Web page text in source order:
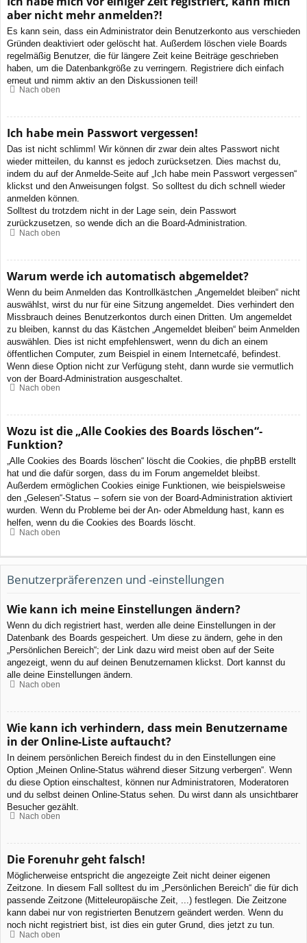
aber nicht mehr anmelden?!
Es kann sein, dass ein Administrator dein Benutzerkonto aus verschieden
Gründen deaktiviert oder gelöscht hat. Außerdem löschen viele Boards
regelmäßig Benutzer, die für längere Zeit keine Beiträge geschrieben
haben, um die Datenbankgröße zu verringern. Registriere dich einfach
erneut und nimm aktiv an den Diskussionen teil!
Nach oben
Ich habe mein Passwort vergessen!
Das ist nicht schlimm! Wir können dir zwar dein altes Passwort nicht
wieder mitteilen, du kannst es jedoch zurücksetzen. Dies machst du,
indem du auf der Anmelde-Seite auf „Ich habe mein Passwort vergessen“
klickst und den Anweisungen folgst. So solltest du dich schnell wieder
anmelden können.
Solltest du trotzdem nicht in der Lage sein, dein Passwort
zurückzusetzen, so wende dich an die Board-Administration.
Nach oben
Warum werde ich automatisch abgemeldet?
Wenn du beim Anmelden das Kontrollkästchen „Angemeldet bleiben“ nicht
auswählst, wirst du nur für eine Sitzung angemeldet. Dies verhindert den
Missbrauch deines Benutzerkontos durch einen Dritten. Um angemeldet
zu bleiben, kannst du das Kästchen „Angemeldet bleiben“ beim Anmelden
auswählen. Dies ist nicht empfehlenswert, wenn du dich an einem
öffentlichen Computer, zum Beispiel in einem Internetcafé, befindest.
Wenn diese Option nicht zur Verfügung steht, dann wurde sie vermutlich
von der Board-Administration ausgeschaltet.
Nach oben
Wozu ist die „Alle Cookies des Boards löschen“-
Funktion?
„Alle Cookies des Boards löschen“ löscht die Cookies, die phpBB erstellt
hat und die dafür sorgen, dass du im Forum angemeldet bleibst.
Außerdem ermöglichen Cookies einige Funktionen, wie beispielsweise
den „Gelesen“-Status – sofern sie von der Board-Administration aktiviert
wurden. Wenn du Probleme bei der An- oder Abmeldung hast, kann es
helfen, wenn du die Cookies des Boards löscht.
Nach oben
Benutzerpräferenzen und -einstellungen
Wie kann ich meine Einstellungen ändern?
Wenn du dich registriert hast, werden alle deine Einstellungen in der
Datenbank des Boards gespeichert. Um diese zu ändern, gehe in den
„Persönlichen Bereich“; der Link dazu wird meist oben auf der Seite
angezeigt, wenn du auf deinen Benutzernamen klickst. Dort kannst du
alle deine Einstellungen ändern.
Nach oben
Wie kann ich verhindern, dass mein Benutzername
in der Online-Liste auftaucht?
In deinem persönlichen Bereich findest du in den Einstellungen eine
Option „Meinen Online-Status während dieser Sitzung verbergen“. Wenn
du diese Option einschaltest, können nur Administratoren, Moderatoren
und du selbst deinen Online-Status sehen. Du wirst dann als unsichtbarer
Besucher gezählt.
Nach oben
Die Forenuhr geht falsch!
Möglicherweise entspricht die angezeigte Zeit nicht deiner eigenen
Zeitzone. In diesem Fall solltest du im „Persönlichen Bereich“ die für dich
passende Zeitzone (Mitteleuropäische Zeit, ...) festlegen. Die Zeitzone
kann dabei nur von registrierten Benutzern geändert werden. Wenn du
noch nicht registriert bist, ist dies ein guter Grund, dies jetzt zu tun.
Nach oben